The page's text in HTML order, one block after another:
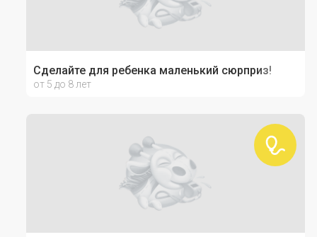
Сделайте для ребенка маленький сюрприз!
от 5 до 8 лет